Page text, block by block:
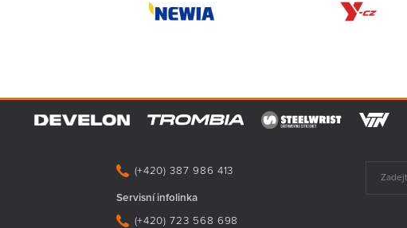
(+420) 387 986 413
Servisní infolinka
(+420) 723 568 698